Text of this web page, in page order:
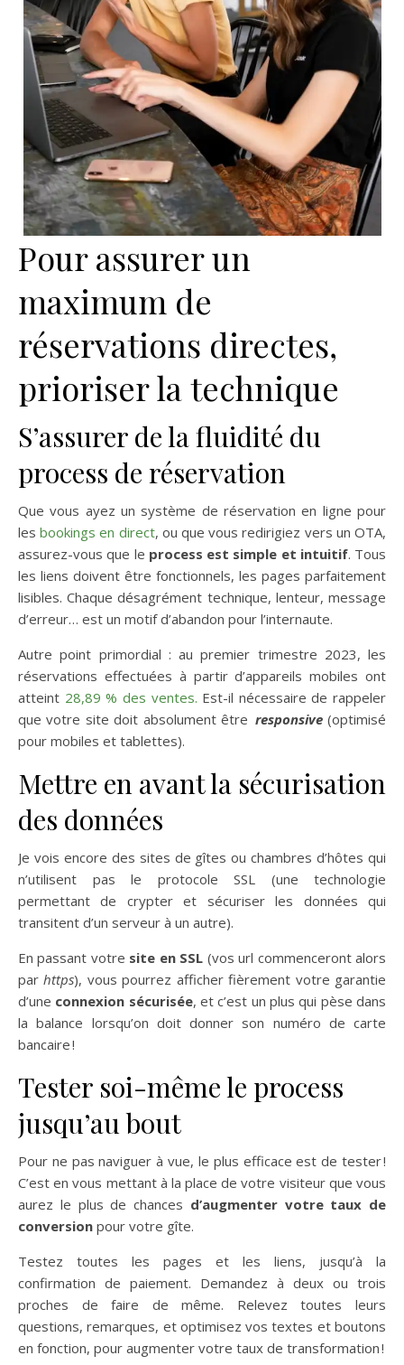
Pour assurer un
maximum de
réservations directes,
prioriser la technique
S’assurer de la fluidité du
process de réservation
Que vous ayez un système de réservation en ligne pour
lesbookings en direct, ou que vous redirigiez vers un OTA,
assurez-vous que le process est simple et intuitif. Tous
les liens doivent être fonctionnels, les pages parfaitement
lisibles. Chaque désagrément technique, lenteur, message
d’erreur… est un motif d’abandon pour l’internaute.
Autre point primordial : au premier trimestre 2023, les
réservations effectuées à partir d’appareils mobiles ont
atteint 28,89 % des ventes. Est-il nécessaire de rappeler
que votre site doit absolument être responsive(optimisé
pour mobiles et tablettes).
Mettre en avant la sécurisation
des données
Je vois encore des sites de gîtes ou chambres d’hôtes qui
n’utilisent pas le protocole SSL (une technologie
permettant de crypter et sécuriser les données qui
transitent d’un serveur à un autre).
En passant votre site en SSL (vos url commenceront alors
parhttps), vous pourrez afficher fièrement votre garantie
d’une connexion sécurisée, et c’est un plus qui pèse dans
la balance lorsqu’on doit donner son numéro de carte
bancaire !
Tester soi-même le process
jusqu’au bout
Pour ne pas naviguer à vue, le plus efficace est de tester !
C’est en vous mettant à la place de votre visiteur que vous
aurez le plus de chances d’augmenter votre taux de
conversion pour votre gîte.
Testez toutes les pages et les liens, jusqu’à la
confirmation de paiement. Demandez à deux ou trois
proches de faire de même. Relevez toutes leurs
questions, remarques, et optimisez vos textes et boutons
en fonction, pour augmenter votre taux de transformation !